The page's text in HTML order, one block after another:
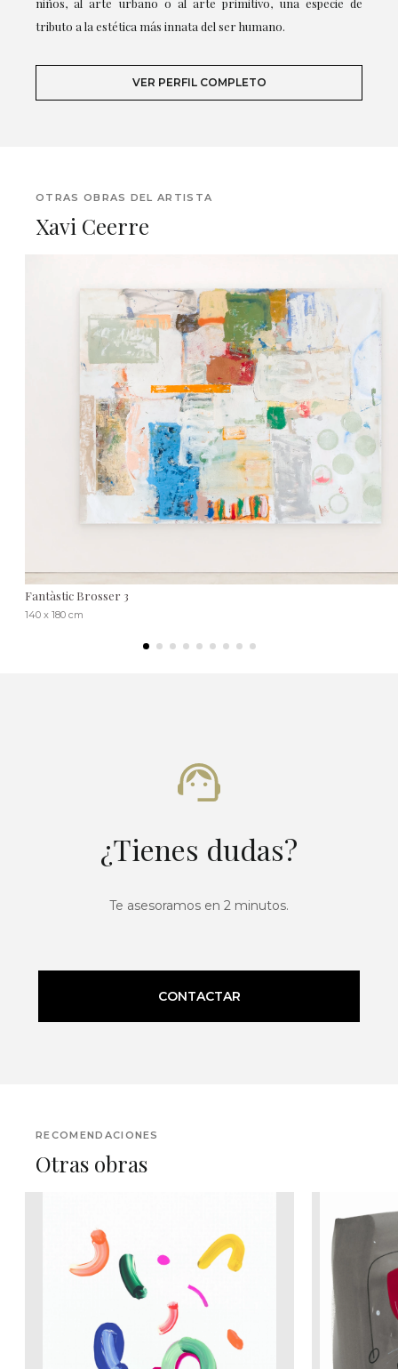
niños, al arte urbano o al arte primitivo, una especie de
tributo a la estética más innata del ser humano.
VER PERFIL COMPLETO
OTRAS OBRAS DEL ARTISTA
Xavi Ceerre
Fantàstic Brosser 3
140 x 180 cm
¿Tienes dudas?
Te asesoramos en 2 minutos.
CONTACTAR
RECOMENDACIONES
Otras obras